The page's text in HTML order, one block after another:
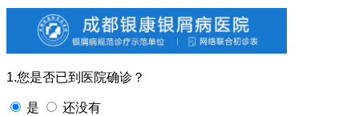
1.您是否已到医院确诊？
是 还没有